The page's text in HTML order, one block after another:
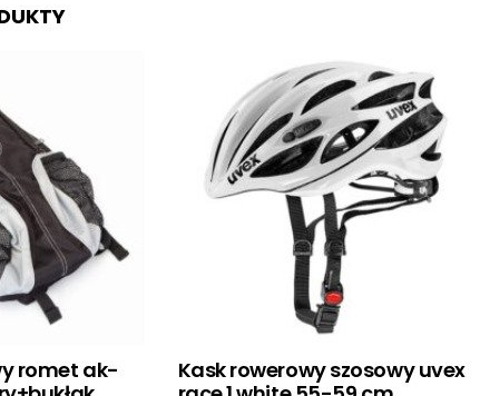
romet ak-
Kask rowerowy szosowy uvex